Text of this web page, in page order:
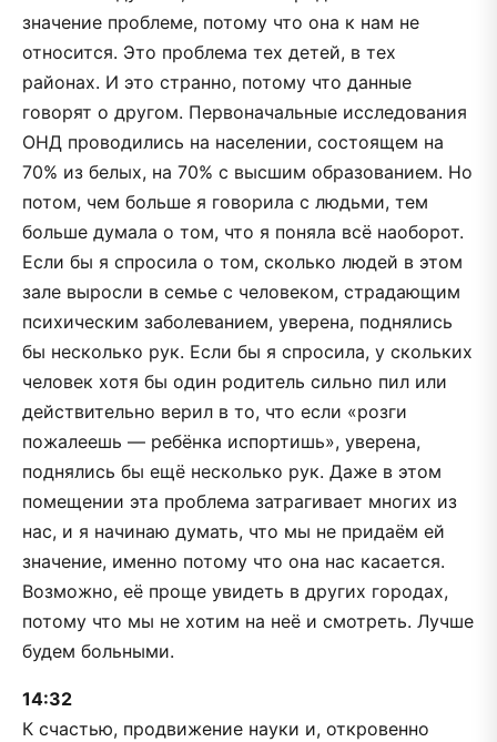
значение проблеме, потому что она к нам не
относится. Это проблема тех детей, в тех
районах. И это странно, потому что данные
говорят о другом. Первоначальные исследования
ОНД проводились на населении, состоящем на
70% из белых, на 70% с высшим образованием. Но
потом, чем больше я говорила с людьми, тем
больше думала о том, что я поняла всё наоборот.
Если бы я спросила о том, сколько людей в этом
зале выросли в семье с человеком, страдающим
психическим заболеванием, уверена, поднялись
бы несколько рук. Если бы я спросила, у скольких
человек хотя бы один родитель сильно пил или
действительно верил в то, что если «розги
пожалеешь — ребёнка испортишь», уверена,
поднялись бы ещё несколько рук. Даже в этом
помещении эта проблема затрагивает многих из
нас, и я начинаю думать, что мы не придаём ей
значение, именно потому что она нас касается.
Возможно, её проще увидеть в других городах,
потому что мы не хотим на неё и смотреть. Лучше
будем больными.
14:32
К счастью, продвижение науки и, откровенно